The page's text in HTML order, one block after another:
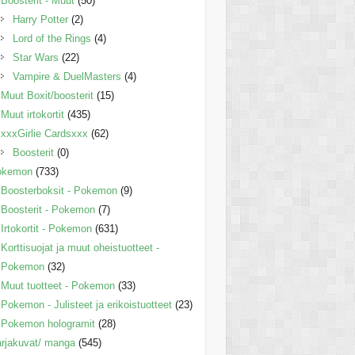
Harry Potter (2)
Lord of the Rings (4)
Star Wars (22)
Vampire & DuelMasters (4)
Muut Boxit/boosterit (15)
Muut irtokortit (435)
xxxGirlie Cardsxxx (62)
Boosterit (0)
(733)
Boosterboksit - Pokemon (9)
Boosterit - Pokemon (7)
Irtokortit - Pokemon (631)
Korttisuojat ja muut oheistuotteet -
Pokemon (32)
Muut tuotteet - Pokemon (33)
Pokemon - Julisteet ja erikoistuotteet (23)
Pokemon hologramit (28)
manga (545)